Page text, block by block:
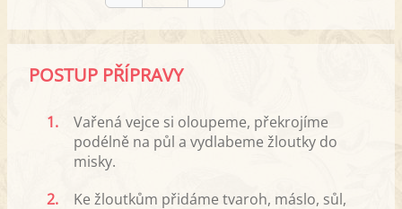
POSTUP PŘÍPRAVY
1.
Vařená vejce si oloupeme, překrojíme
podélně na půl a vydlabeme žloutky do
misky.
2.
Ke žloutkům přidáme tvaroh, máslo, sůl,